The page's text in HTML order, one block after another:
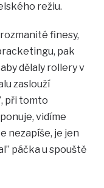
režiu.
finesy,
pak
dělaly rollery v
zaslouží
při tomto
vidíme
nezapíše, je jen
páčka u spouště